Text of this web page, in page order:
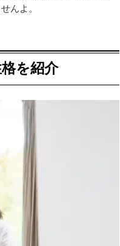
んよ。
を紹介